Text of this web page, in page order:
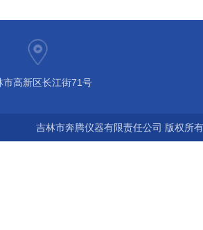
市高新区长江街71号
吉林市奔腾仪器有限责任公司 版权所